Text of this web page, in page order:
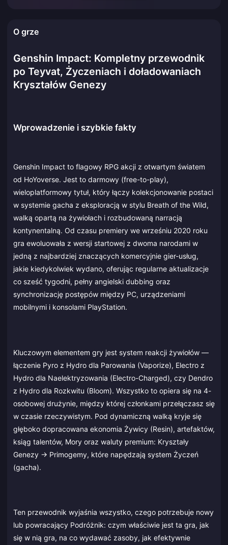
O grze
Genshin Impact: Kompletny przewodnik
po Teyvat, Życzeniach i doładowaniach
Kryształów Genezy
Wprowadzenie i szybkie fakty
Genshin Impact to flagowy RPG akcji z otwartym światem
od HoYoverse. Jest to darmowy (free-to-play),
wieloplatformowy tytuł, który łączy kolekcjonowanie postaci
w systemie gacha z eksploracją w stylu Breath of the Wild,
walką opartą na żywiołach i rozbudowaną narracją
kontynentalną. Od czasu premiery we wrześniu 2020 roku
gra ewoluowała z wersji startowej z dwoma narodami w
jedną z najbardziej znaczących komercyjnie gier-usług,
jakie kiedykolwiek wydano, oferując regularne aktualizacje
co sześć tygodni, pełny angielski dubbing oraz
synchronizację postępów między PC, urządzeniami
mobilnymi i konsolami PlayStation.
Kluczowym elementem gry jest system reakcji żywiołów —
łączenie Pyro z Hydro dla Parowania (Vaporize), Electro z
Hydro dla Naelektryzowania (Electro-Charged), czy Dendro
z Hydro dla Rozkwitu (Bloom). Wszystko to opiera się na 4-
osobowej drużynie, między której członkami przełączasz się
w czasie rzeczywistym. Pod dynamiczną walką kryje się
głęboko dopracowana ekonomia Żywicy (Resin), artefaktów,
ksiąg talentów, Mory oraz waluty premium: Kryształy
Genezy → Primogemy, które napędzają system Życzeń
(gacha).
Ten przewodnik wyjaśnia wszystko, czego potrzebuje nowy
lub powracający Podróżnik: czym właściwie jest ta gra, jak
się w nią gra, na co wydawać zasoby, jak efektywnie